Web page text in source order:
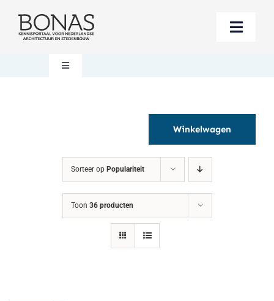
naar
Toggle
Berichten
Steun BONAS
Toggle
Winkelwagen
Sorteer op Populariteit
Toon 36 producten